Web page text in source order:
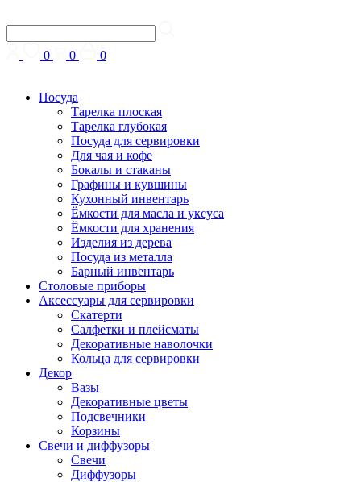
0 0 0
Посуда
Тарелка плоская
Тарелка глубокая
Посуда для сервировки
Для чая и кофе
Бокалы и стаканы
Графины и кувшины
Кухонный инвентарь
Ёмкости для масла и уксуса
Ёмкости для хранения
Изделия из дерева
Посуда из металла
Барный инвентарь
Столовые приборы
Аксессуары для сервировки
Скатерти
Cалфетки и плейсматы
Декоративные наволочки
Кольца для сервировки
Декор
Вазы
Декоративные цветы
Подсвечники
Корзины
Свечи и диффузоры
Свечи
Диффузоры